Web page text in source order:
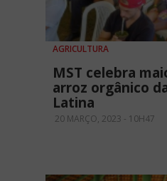
AGRICULTURA
MST celebra
arroz orgânico
Latina
20 MARÇO, 2023 - 10H47